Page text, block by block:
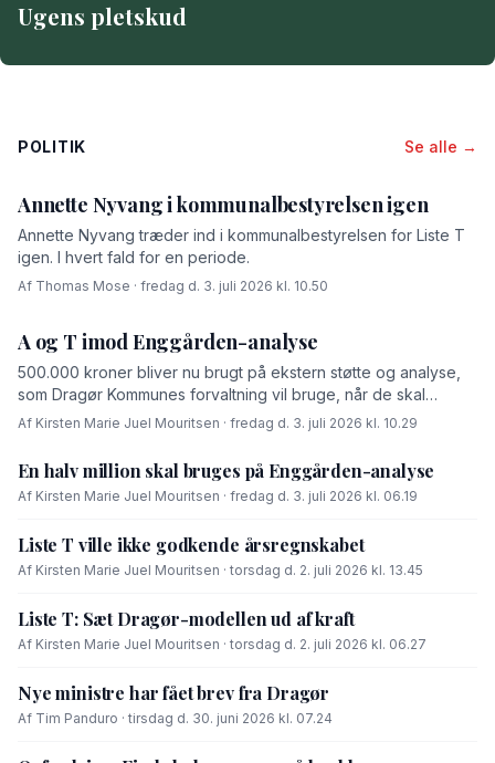
Ugens pletskud
POLITIK Se alle →
Annette Nyvang i kommunalbestyrelsen igen
Annette Nyvang træder ind i kommunalbestyrelsen for Liste T
igen. I hvert fald for en periode.
Af Thomas Mose · fredag d. 3. juli 2026 kl. 10.50
A og T imod Enggården-analyse
500.000 kroner bliver nu brugt på ekstern støtte og analyse,
som Dragør Kommunes forvaltning vil bruge, når de skal
forhandle med OK-fonden om en driftsoverenskomst for
Af Kirsten Marie Juel Mouritsen · fredag d. 3. juli 2026 kl. 10.29
En halv million skal bruges på Enggården-analyse
Af Kirsten Marie Juel Mouritsen · fredag d. 3. juli 2026 kl. 06.19
Liste T ville ikke godkende årsregnskabet
Af Kirsten Marie Juel Mouritsen · torsdag d. 2. juli 2026 kl. 13.45
Liste T: Sæt Dragør-modellen ud af kraft
Af Kirsten Marie Juel Mouritsen · torsdag d. 2. juli 2026 kl. 06.27
Nye ministre har fået brev fra Dragør
Af Tim Panduro · tirsdag d. 30. juni 2026 kl. 07.24